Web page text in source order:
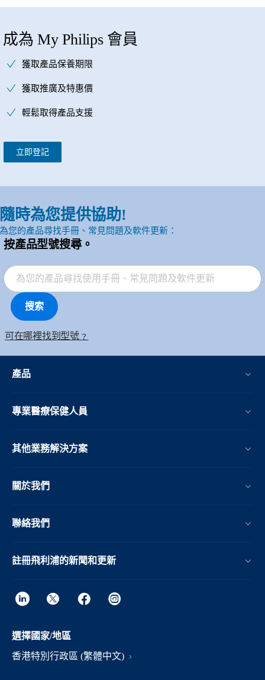
成為 My Philips 會員
獲取產品保養期限
獲取推廣及特惠價
輕鬆取得產品支援
立即登記
隨時為您提供協助!
為您的產品尋找手冊、常見問題及軟件更新：
按產品型號搜尋。
搜索
可在哪裡找到型號﹖
產品
專業醫療保健人員
其他業務解決方案​
關於我們
聯絡我們
註冊飛利浦的新聞和更新
選擇國家/地區
香港特別行政區 (繁體中文)